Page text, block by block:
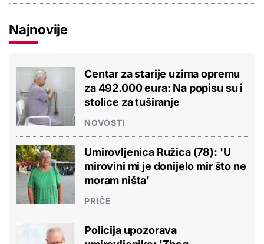
Najnovije
Centar za starije uzima opremu
za 492.000 eura: Na popisu su i
stolice za tuširanje
NOVOSTI
Umirovljenica Ružica (78): 'U
mirovini mi je donijelo mir što ne
moram ništa'
PRIČE
Policija upozorava